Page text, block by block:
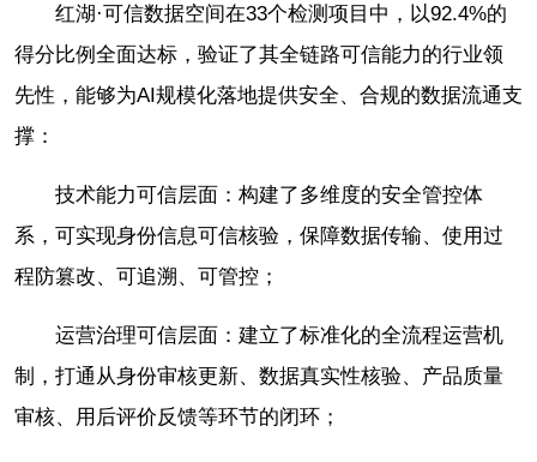
红湖·可信数据空间在33个检测项目中，以92.4%的
得分比例全面达标，验证了其全链路可信能力的行业领
先性，能够为AI规模化落地提供安全、合规的数据流通支
撑：
技术能力可信层面：构建了多维度的安全管控体
系，可实现身份信息可信核验，保障数据传输、使用过
程防篡改、可追溯、可管控；
运营治理可信层面：建立了标准化的全流程运营机
制，打通从身份审核更新、数据真实性核验、产品质量
审核、用后评价反馈等环节的闭环；